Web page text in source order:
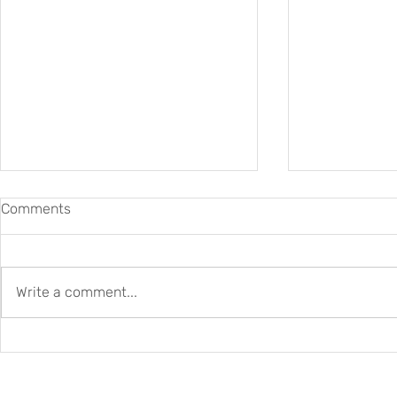
Comments
Write a comment...